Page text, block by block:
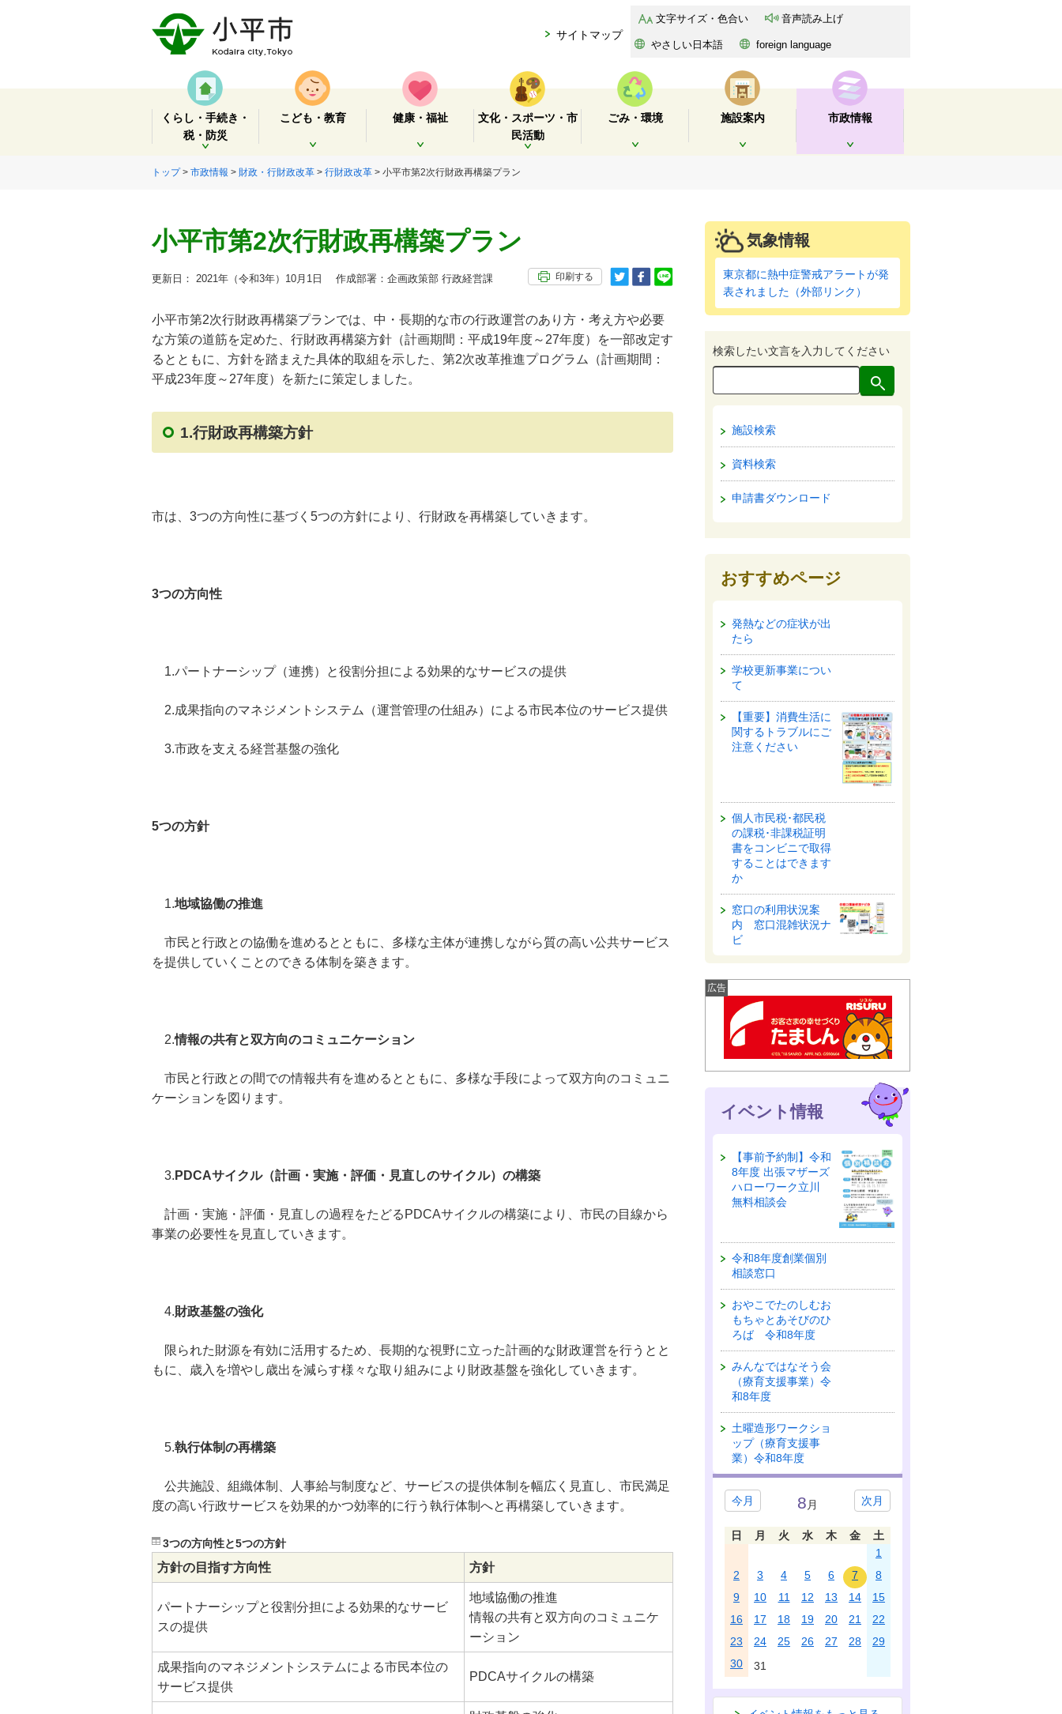
サイトマップ
文字サイズ・色合い 音声読み上げ
やさしい日本語 foreign language
くらし・手続き・
税・防災
開く
こども・教育
開く
健康・福祉
開く
文化・スポーツ・市
民活動
開く
ごみ・環境 施設案内 市政情報
トップ> 市政情報 > 財政・行財政改革 > 行財政改革 > 小平市第2次行財政再構築プラン
小平市第2次行財政再構築プラン
更新日： 2021年（令和3年）10月1日 作成部署：企画政策部 行政経営課 印刷する
小平市第2次行財政再構築プランでは、中・長期的な市の行政運営のあり方・考え方や必要
な方策の道筋を定めた、行財政再構築方針（計画期間：平成19年度～27年度）を一部改定す
るとともに、方針を踏まえた具体的取組を示した、第2次改革推進プログラム（計画期間：
平成23年度～27年度）を新たに策定しました。
1.行財政再構築方針
市は、3つの方向性に基づく5つの方針により、行財政を再構築していきます。
3つの方向性
1.パートナーシップ（連携）と役割分担による効果的なサービスの提供
2.成果指向のマネジメントシステム（運営管理の仕組み）による市民本位のサービス提供
3.市政を支える経営基盤の強化
5つの方針
1.地域協働の推進
市民と行政との協働を進めるとともに、多様な主体が連携しながら質の高い公共サービス
を提供していくことのできる体制を築きます。
2.情報の共有と双方向のコミュニケーション
市民と行政との間での情報共有を進めるとともに、多様な手段によって双方向のコミュニ
ケーションを図ります。
3. PDCAサイクル（計画・実施・評価・見直しのサイクル）の構築
計画・実施・評価・見直しの過程をたどるPDCAサイクルの構築により、市民の目線から
事業の必要性を見直していきます。
4.財政基盤の強化
限られた財源を有効に活用するため、長期的な視野に立った計画的な財政運営を行うとと
もに、歳入を増やし歳出を減らす様々な取り組みにより財政基盤を強化していきます。
5.執行体制の再構築
公共施設、組織体制、人事給与制度など、サービスの提供体制を幅広く見直し、市民満足
度の高い行政サービスを効果的かつ効率的に行う執行体制へと再構築していきます。
3つの方向性と5つの方針
方針の目指す方向性 方針
パートナーシップと役割分担による効果的なサービ
スの提供
地域協働の推進
情報の共有と双方向のコミュニケ
ーション
成果指向のマネジメントシステムによる市民本位の
サービス提供
PDCAサイクルの構築
気象情報
東京都に熱中症警戒アラートが発
表されました（外部リンク）
検索したい文言を入力してください
施設検索
資料検索
申請書ダウンロード
おすすめページ
発熱などの症状が出
たら
学校更新事業につい
て
【重要】消費生活に
関するトラブルにご
注意ください
個人市民税･都民税
の課税･非課税証明
書をコンビニで取得
することはできます
か
窓口の利用状況案
内 窓口混雑状況ナ
ビ
広告
イベント情報
【事前予約制】令和
8年度 出張マザーズ
ハローワーク立川
無料相談会
令和8年度創業個別
相談窓口
おやこでたのしむお
もちゃとあそびのひ
ろば 令和8年度
みんなではなそう会
（療育支援事業）令
和8年度
土曜造形ワークショ
ップ（療育支援事
業）令和8年度
今月 次月
8 月
日 月 火 水 木 金
土
1
2
3 4 5 6 7
8
9
10 11 12 13 14
15
16
17 18 19 20 21
22
23
24 25 26 27 28
29
30
31